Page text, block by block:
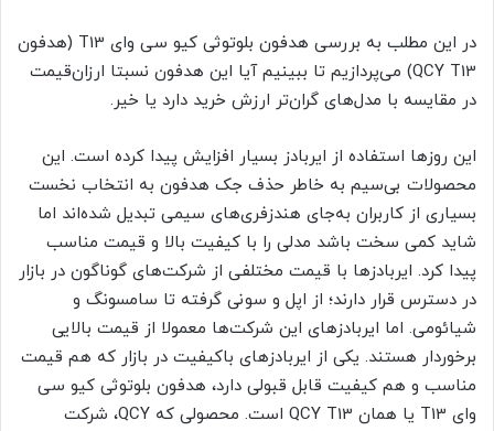
در این مطلب به بررسی هدفون بلوتوثی کیو سی وای T13 (هدفون
QCY T13) می‌پردازیم تا ببینیم آیا این هدفون نسبتا ارزان‌قیمت
در مقایسه با مدل‌های گران‌تر ارزش خرید دارد یا خیر.
این روزها استفاده از ایربادز بسیار افزایش پیدا کرده است. این
محصولات بی‌سیم به خاطر حذف جک هدفون به انتخاب نخست
بسیاری از کاربران به‌جای هندزفری‌های سیمی تبدیل شده‌اند اما
شاید کمی سخت باشد مدلی را با کیفیت بالا و قیمت مناسب
پیدا کرد. ایربادزها با قیمت مختلفی از شرکت‌های گوناگون در بازار
در دسترس قرار دارند؛ از اپل و سونی گرفته تا سامسونگ و
شیائومی. اما ایربادزهای این شرکت‌ها معمولا از قیمت بالایی
برخوردار هستند. یکی از ایربادزهای باکیفیت در بازار که هم قیمت
مناسب و هم کیفیت قابل قبولی دارد، هدفون بلوتوثی کیو سی
وای T13 یا همان QCY T13 است. محصولی که QCY، شرکت